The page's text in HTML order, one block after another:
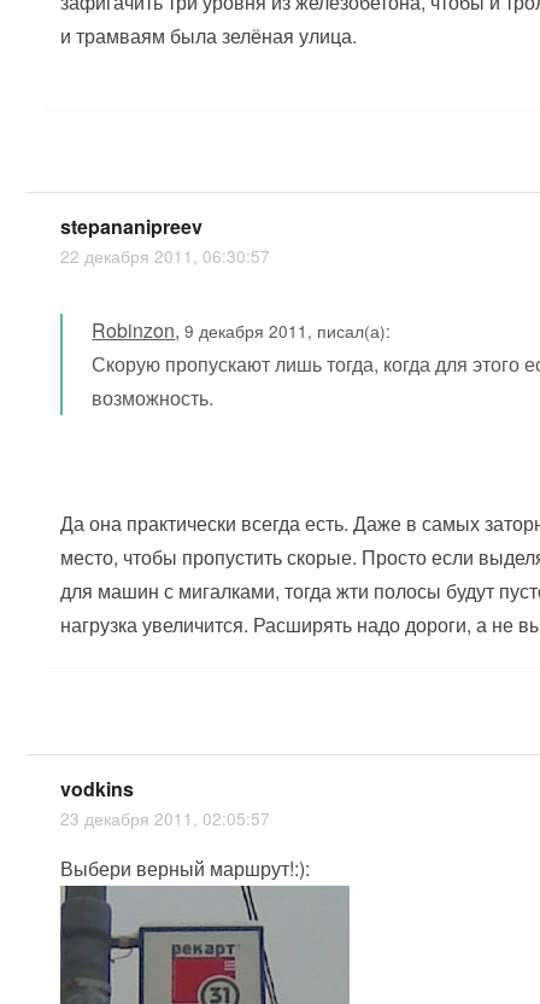
и трамваям была зелёная улица.
stepananipreev
22 декабря 2011, 06:30:57
Robinzon,9 декабря 2011, писал(а):
Скорую пропускают лишь тогда, когда для этого
возможность.
Да она практически всегда есть. Даже в самых
место, чтобы пропустить скорые. Просто если
для машин с мигалками, тогда жти полосы будут
нагрузка увеличится. Расширять надо дороги, а не
vodkins
23 декабря 2011, 02:05:57
Выбери верный маршрут!:):